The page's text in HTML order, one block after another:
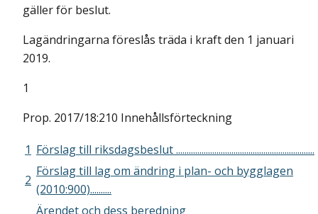
gäller för beslut.
Lagändringarna föreslås träda i kraft den 1 januari
2019.
1
Prop. 2017/18:210 Innehållsförteckning
1 Förslag till riksdagsbeslut .................................................................
2
Förslag till lag om ändring i plan- och bygglagen
(2010:900)..........
Ärendet och dess beredning